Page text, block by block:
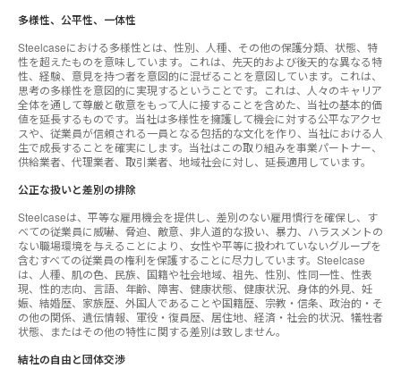
多様性、公平性、一体性
Steelcaseにおける多様性とは、性別、人種、その他の保護分類、状態、特
性を超えたものを意味しています。これは、先天的および後天的な異なる特
性、経験、意見を持つ者を意図的に混ぜることを意図しています。これは、
思考の多様性を意図的に実現するということです。これは、人々のキャリア
全体を通して尊厳と敬意をもって人に接することを含めた、当社の基本的価
値を延長するものです。当社は多様性を擁護して機会に対する公平なアクセ
スや、従業員が信頼される一員となる包括的な文化を作り、当社における人
生で成長することを確実にします。当社はこの取り組みを事業パートナー、
供給業者、代理業者、取引業者、地域社会に対し、延長適用しています。
公正な扱いと差別の排除
Steelcaseは、平等な雇用機会を提供し、差別のない雇用慣行を確保し、す
べての従業員に威嚇、脅迫、敵意、非人道的な扱い、暴力、ハラスメントの
ない職場環境を与えることにより、女性や平等に扱われていないグループを
含むすべての従業員の権利を保護することに尽力しています。Steelcase
は、人種、肌の色、民族、国籍や社会地域、祖先、性別、性同一性、性表
現、性的志向、言語、年齢、障害、健康状態、健康状況、身体的外見、妊
娠、結婚歴、家族歴、外国人であることや国籍歴、宗教・信条、政治的・そ
の他の関係、遺伝情報、軍役・復員歴、居住地、経済・社会的状況、犠牲者
状態、またはその他の特性に関する差別は致しません。
結社の自由と団体交渉